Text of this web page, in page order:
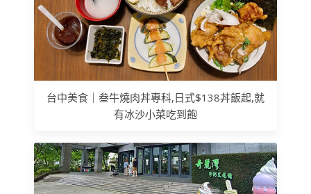
台中美食｜叁牛燒肉丼專科,日式$138丼飯起,就
有冰沙小菜吃到飽